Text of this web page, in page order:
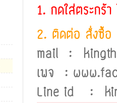
1. กดใส่ตระกร้
2. ติดต่อ สั่งซื้
mail :
เพจ :
Line id :